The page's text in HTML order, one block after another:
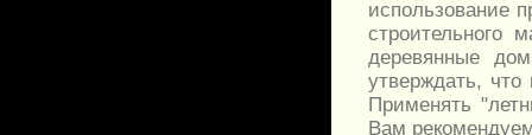
использование
строительного
деревянные
утверждать,
Применять
Вам